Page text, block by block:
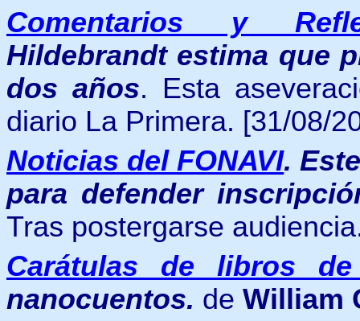
Comentarios y
Hildebrandt estima que
dos años. Esta
diario La Primera. [31/08/
Noticias del FONAVI.
para defender
Tras postergarse
Carátulas de libros
nanocuentos. de William